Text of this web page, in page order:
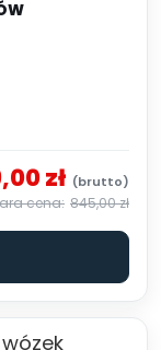
zł
845,00 zł